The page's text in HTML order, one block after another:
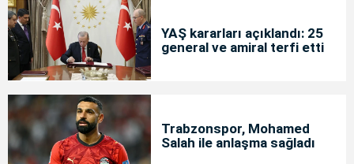
YAŞ kararları açıklandı: 25
general ve amiral terfi etti
Trabzonspor, Mohamed
Salah ile anlaşma sağladı